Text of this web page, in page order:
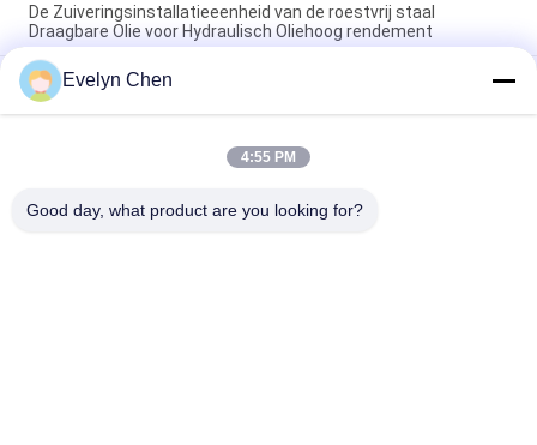
De Zuiveringsinstallatieeenheid van de roestvrij staal
Draagbare Olie voor Hydraulisch Oliehoog rendement
Het vacuüm van het de Zuiveringsinstallatie6000l/h Mobiele
Systeem 135Kw van de Transformator Draagbare Olie
Dubbele Stadium
0.75kw smeringsolie Recyclingsmachine met Dubbele
Evelyn Chen
4:55 PM
Good day, what product are you looking for?